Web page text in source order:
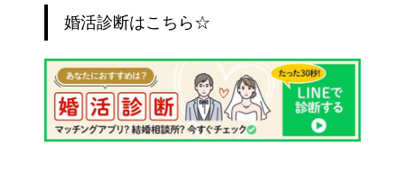
婚活診断はこちら☆